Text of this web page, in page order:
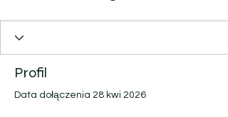
Profil
Data dołączenia 28 kwi 2026